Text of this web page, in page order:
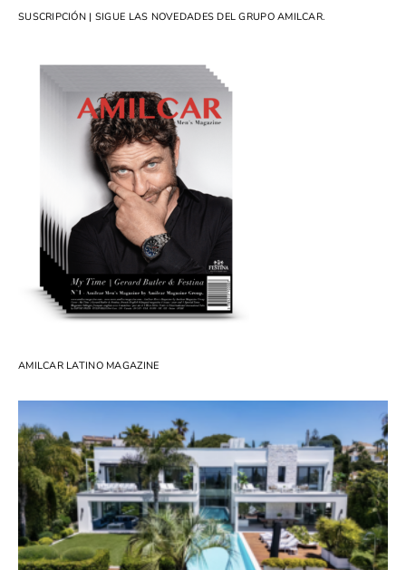
SUSCRIPCIÓN | SIGUE LAS NOVEDADES DEL GRUPO AMILCAR.
AMILCAR LATINO MAGAZINE